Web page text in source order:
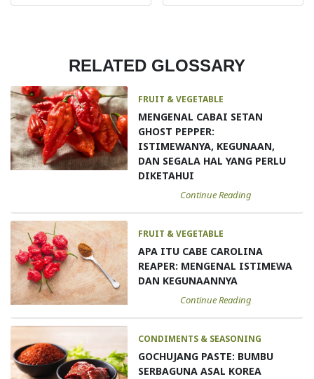
RELATED GLOSSARY
FRUIT & VEGETABLE
MENGENAL CABAI SETAN
GHOST PEPPER:
ISTIMEWANYA, KEGUNAAN,
DAN SEGALA HAL YANG PERLU
DIKETAHUI
Continue Reading
FRUIT & VEGETABLE
APA ITU CABE CAROLINA
REAPER: MENGENAL ISTIMEWA
DAN KEGUNAANNYA
Continue Reading
CONDIMENTS & SEASONING
GOCHUJANG PASTE: BUMBU
SERBAGUNA ASAL KOREA